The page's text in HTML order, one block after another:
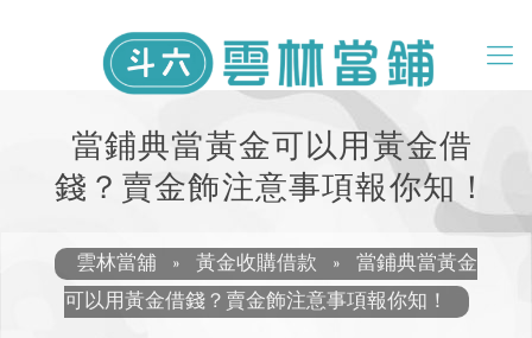
當鋪典當黃金可以用黃金借
錢？賣金飾注意事項報你知！
雲林當舖 » 黃金收購借款 »
當鋪典當黃金
可以用黃金借錢？賣金飾注意事項報你知！